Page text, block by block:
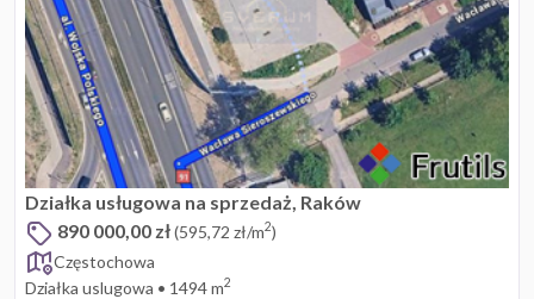
Działka usługowa na sprzedaż, Raków
890 000,00 zł(595,72 zł/m2)
Częstochowa
Działka uslugowa • 1494 m2